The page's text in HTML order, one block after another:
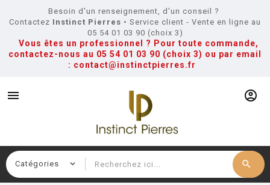
Besoin d'un renseignement, d'un conseil ?
Contactez Instinct Pierres • Service client - Vente en ligne au
05 54 01 03 90 (choix 3)
Vous êtes un professionnel ? Pour toute commande,
contactez-nous au 05 54 01 03 90 (choix 3) ou par email
: contact@instinctpierres.fr
menu account_circle
search